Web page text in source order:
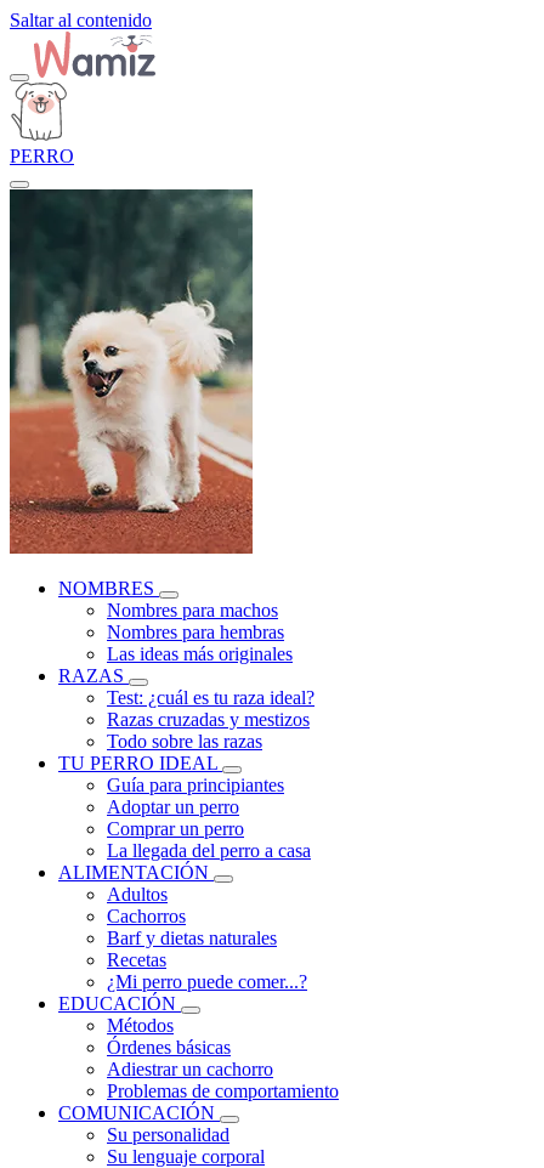
Saltar al contenido
PERRO
NOMBRES
Nombres para machos
Nombres para hembras
Las ideas más originales
RAZAS
Test: ¿cuál es tu raza ideal?
Razas cruzadas y mestizos
Todo sobre las razas
TU PERRO IDEAL
Guía para principiantes
Adoptar un perro
Comprar un perro
La llegada del perro a casa
ALIMENTACIÓN
Adultos
Cachorros
Barf y dietas naturales
Recetas
¿Mi perro puede comer...?
EDUCACIÓN
Métodos
Órdenes básicas
Adiestrar un cachorro
Problemas de comportamiento
COMUNICACIÓN
Su personalidad
Su lenguaje corporal